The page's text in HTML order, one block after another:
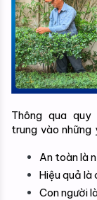
Thông qua
trung vào
An toàn là
Hiệu quả
Con người